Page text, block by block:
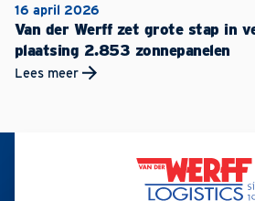
16 april 2026
Van der Werff zet grote stap in
plaatsing 2.853 zonnepanelen
Lees meer